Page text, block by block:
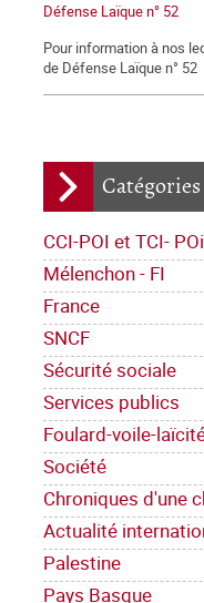
Catégories
CCI-POI et TCI-
Mélenchon - FI
France
SNCF
Sécurité sociale
Services publics
Foulard-voile-
Société
Chroniques d'une
Actualité
Palestine
Pays Basque
Défense Laïque n° 52
Pour information à nos
de Défense Laïque n° 52